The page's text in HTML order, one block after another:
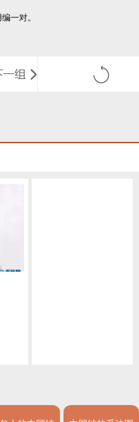
一对。